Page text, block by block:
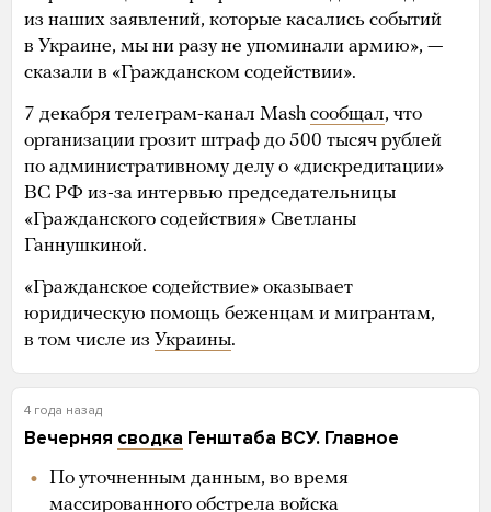
из наших заявлений, которые касались событий
в Украине, мы ни разу не упоминали армию», —
сказали в «Гражданском содействии».
7 декабря телеграм-канал Mash сообщал, что
организации грозит штраф до 500 тысяч рублей
по административному делу о «дискредитации»
ВС РФ из-за интервью председательницы
«Гражданского содействия» Светланы
Ганнушкиной.
«Гражданское содействие» оказывает
юридическую помощь беженцам и мигрантам,
в том числе из Украины.
4 года назад
Вечерняя сводка Генштаба ВСУ. Главное
По уточненным данным, во время
массированного обстрела войска